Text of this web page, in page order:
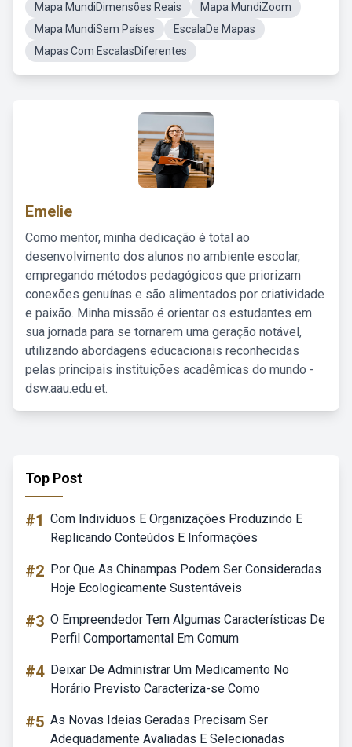
Mapa MundiDimensões Reais
Mapa MundiZoom
Mapa MundiSem Países
EscalaDe Mapas
Mapas Com EscalasDiferentes
Emelie
Como mentor, minha dedicação é total ao
desenvolvimento dos alunos no ambiente escolar,
empregando métodos pedagógicos que priorizam
conexões genuínas e são alimentados por criatividade
e paixão. Minha missão é orientar os estudantes em
sua jornada para se tornarem uma geração notável,
utilizando abordagens educacionais reconhecidas
pelas principais instituições acadêmicas do mundo -
dsw.aau.edu.et.
Top Post
#1 Com Indivíduos E Organizações Produzindo E
Replicando Conteúdos E Informações
#2 Por Que As Chinampas Podem Ser Consideradas
Hoje Ecologicamente Sustentáveis
#3 O Empreendedor Tem Algumas Características De
Perfil Comportamental Em Comum
#4 Deixar De Administrar Um Medicamento No
Horário Previsto Caracteriza-se Como
#5 As Novas Ideias Geradas Precisam Ser
Adequadamente Avaliadas E Selecionadas